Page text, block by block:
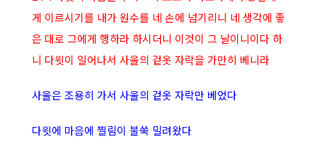
게 이르시기를 내가 원수를 네 손에 넘기리니 네 생각에 좋
은 대로 그에게 행하라 하시더니 이것이 그 날이니이다 하
니 다윗이 일어나서 사울의 겉옷 자락을 가만히 베니라
사울은 조용히 가서 사울의 겉옷 자락만 베었다
다윗에 마음에 찔림이 불쑥 밀려왔다